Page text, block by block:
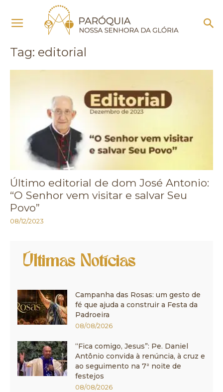
Editorial
Tag: editorial
Último editorial de dom José Antonio:
“O Senhor vem visitar e salvar Seu
Povo”
08/12/2023
Últimas Notícias
Campanha das Rosas: um gesto de
fé que ajuda a construir a Festa da
Padroeira
08/08/2026
“Fica comigo, Jesus”: Pe. Daniel
Antônio convida à renúncia, à cruz e
ao seguimento na 7ª noite de
festejos
08/08/2026